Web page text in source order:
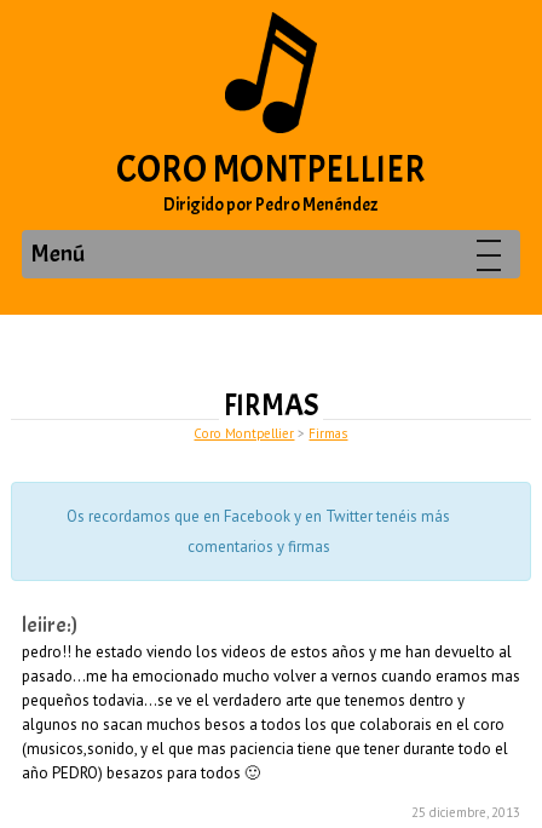
CORO MONTPELLIER
Dirigido por Pedro Menéndez
Menú
FIRMAS
Coro Montpellier > Firmas
Os recordamos que en Facebook y en Twitter tenéis más
comentarios y firmas
leiire:)
pedro!! he estado viendo los videos de estos años y me han devuelto al
pasado…me ha emocionado mucho volver a vernos cuando eramos mas
pequeños todavia…se ve el verdadero arte que tenemos dentro y
algunos no sacan muchos besos a todos los que colaborais en el coro
(musicos,sonido, y el que mas paciencia tiene que tener durante todo el
año PEDRO) besazos para todos 🙂
25 diciembre, 2013